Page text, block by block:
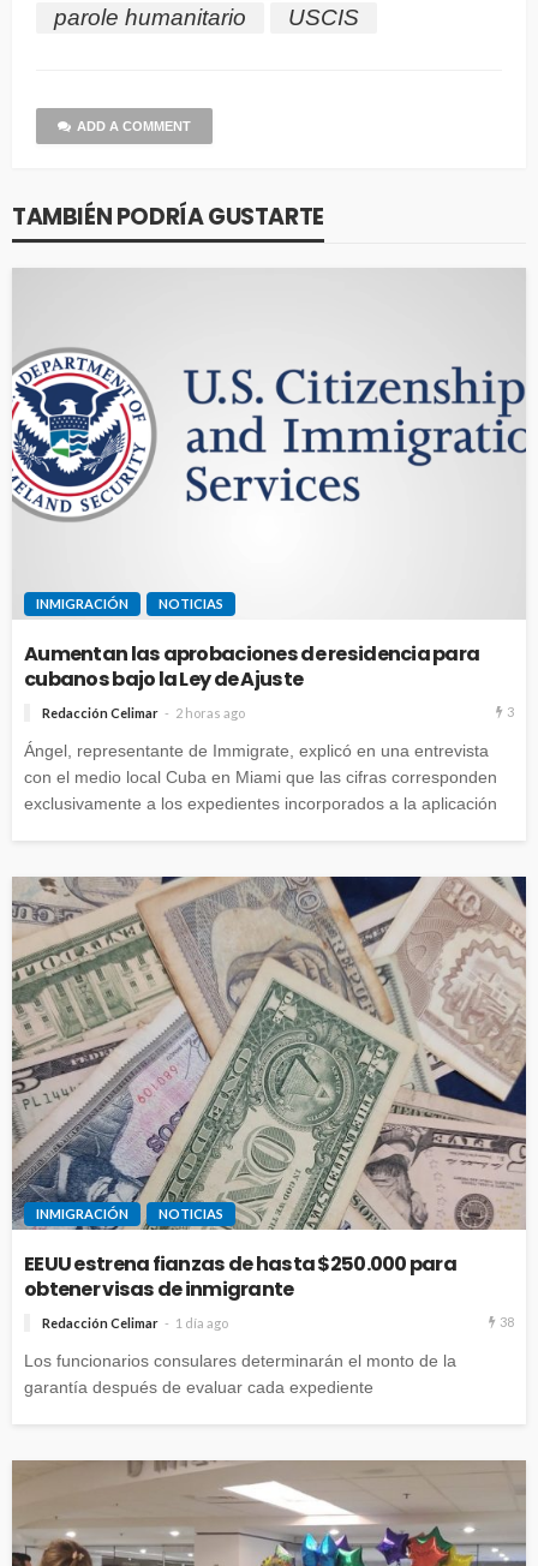
parole humanitario
USCIS
ADD A COMMENT
TAMBIÉN PODRÍA GUSTARTE
INMIGRACIÓN NOTICIAS
Aumentan las aprobaciones de residencia para
cubanos bajo la Ley de Ajuste
Redacción Celimar 2 horas ago 3
Ángel, representante de Immigrate, explicó en una entrevista
con el medio local Cuba en Miami que las cifras corresponden
exclusivamente a los expedientes incorporados a la aplicación
INMIGRACIÓN NOTICIAS
EEUU estrena fianzas de hasta $250.000 para
obtener visas de inmigrante
Redacción Celimar 1 día ago 38
Los funcionarios consulares determinarán el monto de la
garantía después de evaluar cada expediente